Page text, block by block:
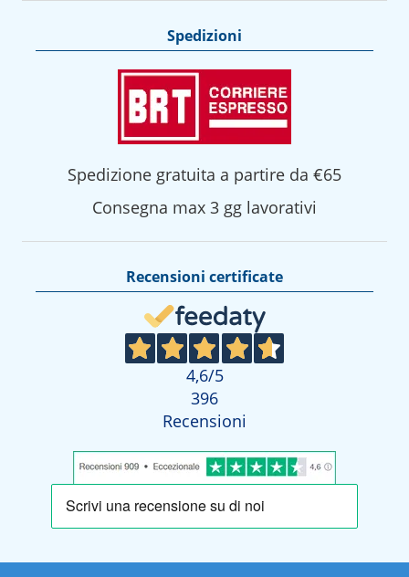
Spedizioni
Spedizione gratuita a partire da €65
Consegna max 3 gg lavorativi
Recensioni certificate
4,6/5
396
Recensioni